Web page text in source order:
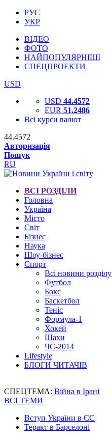
РУС
УКР
ВІДЕО
ФОТО
НАЙПОПУЛЯРНІШІ
СПЕЦПРОЕКТИ
USD
USD 44.4572
EUR 51.2486
Всі курси валют
44.4572
Авторизація
Пошук
RU
ВСІ РОЗДІЛИ
Головна
Україна
Місто
Світ
Бізнес
Наука
Шоу-бізнес
Спорт
Всі новини розділу
Футбол
Бокс
Баскетбол
Теніс
Формула-1
Хокей
Шахи
ЧС-2014
Lifestyle
БЛОГИ ЧИТАЧІВ
СПЕЦТЕМА: Війна в Ірані
ВСІ ТЕМИ
Вступ України в ЄС
Теракт в Барселоні